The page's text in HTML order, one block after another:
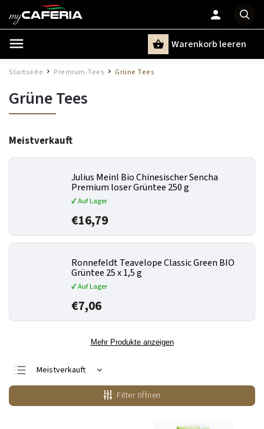
Warenkorb leeren
Startseite / Premium-Tees / Grüne Tees
Grüne Tees
Meistverkauft
Julius Meinl Bio Chinesischer Sencha
Premium loser Grüntee 250 g
✔ Auf Lager
€16,79
Ronnefeldt Teavelope Classic Green BIO
Grüntee 25 x 1,5 g
✔ Auf Lager
€7,06
Mehr Produkte anzeigen
Meistverkauft
Günstigste
Teuerste
Filter öffnen